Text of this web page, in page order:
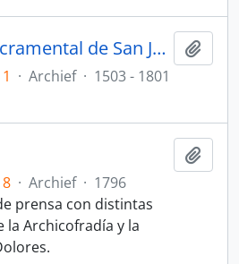
Archicofradía Sacramental de San Juan
· Archief · 1503 - 1801
8 · Archief · 1796
prensa con distintas
Archicofradía y la